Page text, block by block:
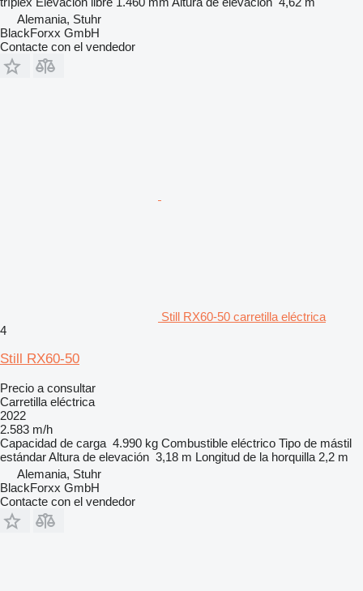
Alemania, Stuhr
BlackForxx GmbH
Contacte con el vendedor
Still RX60-50 carretilla eléctrica
4
Still RX60-50
Precio a consultar
Carretilla eléctrica
2022
2.583 m/h
Capacidad de carga 4.990 kg Combustible eléctrico Tipo de mástil
estándarAltura de elevación 3,18 m Longitud de la horquilla 2,2 m
Alemania, Stuhr
BlackForxx GmbH
Contacte con el vendedor